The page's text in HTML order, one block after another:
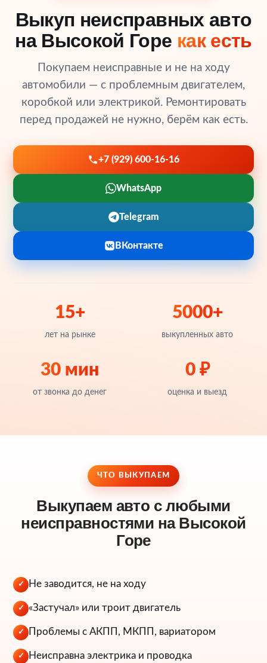
Выкуп неисправных авто
на Высокой Горе как есть
Покупаем неисправные и не на ходу
автомобили — с проблемным двигателем,
коробкой или электрикой. Ремонтировать
перед продажей не нужно, берём как есть.
+7 (929) 600-16-16
WhatsApp
Telegram
ВКонтакте
15+
лет на рынке
5000+
выкупленных авто
30 мин
от звонка до денег
0 ₽
оценка и выезд
ЧТО ВЫКУПАЕМ
Выкупаем авто с любыми
неисправностями на Высокой
Горе
✓ Не заводится, не на ходу
✓ «Застучал» или троит двигатель
✓ Проблемы с АКПП, МКПП, вариатором
✓ Неисправна электрика и проводка